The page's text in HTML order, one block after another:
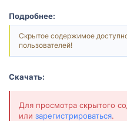
Подробнее:
Скрытое содержимое
пользователей!
Скачать:
Для просмотра скрытого
или зарегистрироваться.